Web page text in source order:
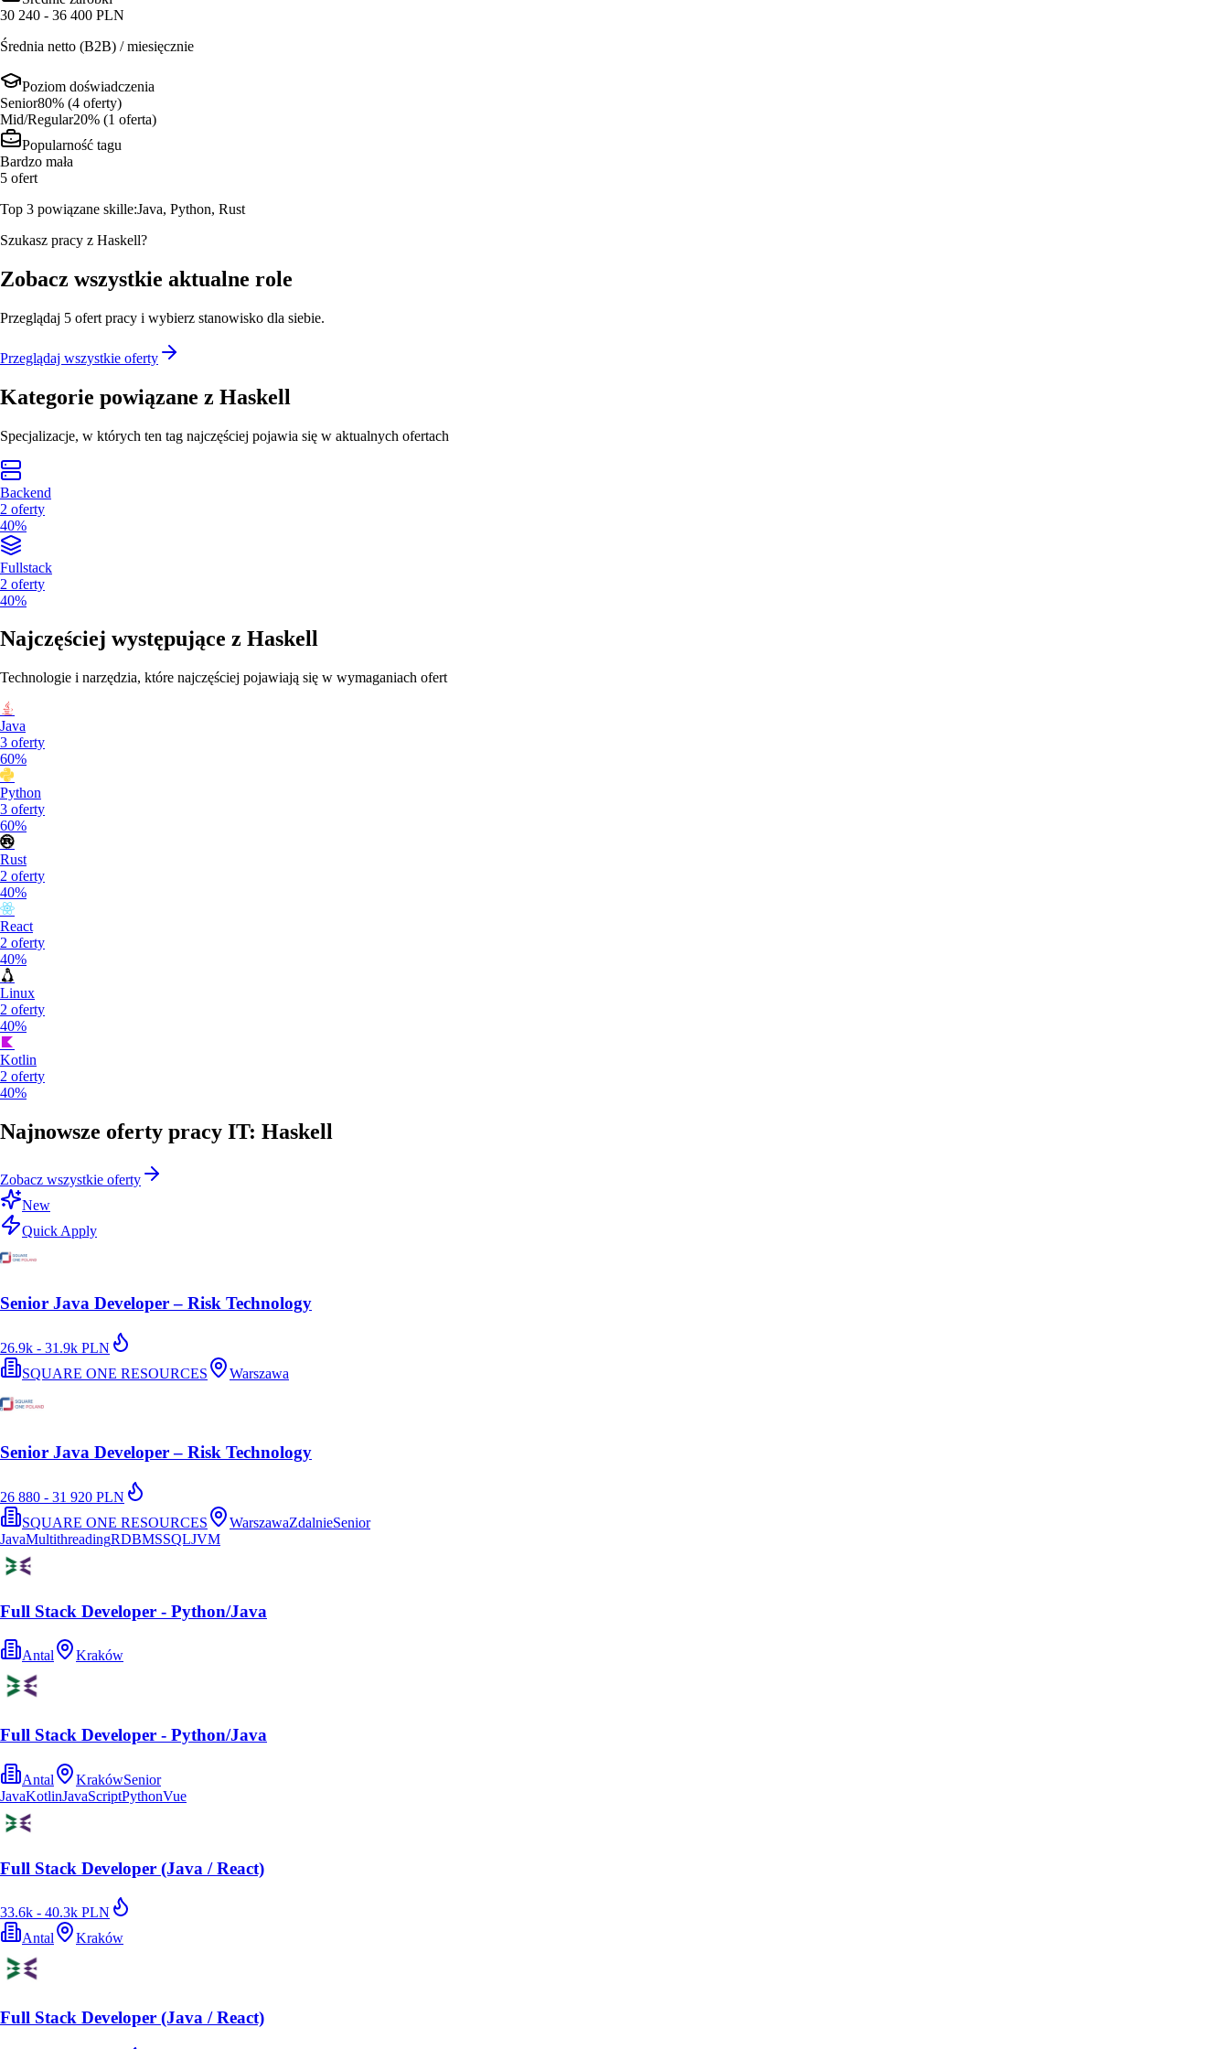
30 240 - 36 400 PLN
Średnia netto (B2B) / miesięcznie
Poziom doświadczenia
Senior80% (4 oferty)
Mid/Regular20% (1 oferta)
Popularność tagu
Bardzo mała
5 ofert
Top 3 powiązane skille:Java, Python, Rust
Szukasz pracy z Haskell?
Zobacz wszystkie aktualne role
Przeglądaj 5 ofert pracy i wybierz stanowisko dla siebie.
Przeglądaj wszystkie oferty
Kategorie powiązane z Haskell
Specjalizacje, w których ten tag najczęściej pojawia się w aktualnych ofertach
Backend
2 oferty
40%
Fullstack
2 oferty
40%
Najczęściej występujące z Haskell
Technologie i narzędzia, które najczęściej pojawiają się w wymaganiach ofert
Java
3 oferty
60%
Python
3 oferty
60%
Rust
2 oferty
40%
React
2 oferty
40%
Linux
2 oferty
40%
Kotlin
2 oferty
40%
Najnowsze oferty pracy IT: Haskell
Zobacz wszystkie oferty
New
Quick Apply
Senior Java Developer – Risk Technology
26.9k - 31.9k PLN
SQUARE ONE RESOURCES
Warszawa
Senior Java Developer – Risk Technology
26 880 - 31 920 PLN
SQUARE ONE RESOURCES
WarszawaZdalnieSenior
JavaMultithreadingRDBMSSQLJVM
Full Stack Developer - Python/Java
Antal Kraków
Full Stack Developer - Python/Java
Antal KrakówSenior
JavaKotlinJavaScriptPythonVue
Full Stack Developer (Java / React)
33.6k - 40.3k PLN
Antal
Kraków
Full Stack Developer (Java / React)